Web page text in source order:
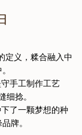
定义，糅合融入中
手工制作工艺
细捻。
了一颗梦想的种
牌。